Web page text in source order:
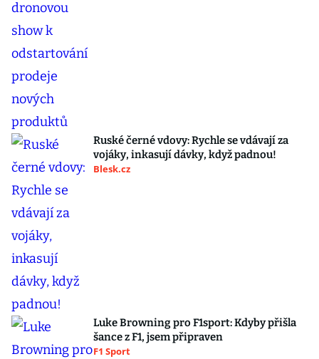
Ruské černé vdovy: Rychle se vdávají za
vojáky, inkasují dávky, když padnou!
Blesk.cz
Luke Browning pro F1sport: Kdyby přišla
šance z F1, jsem připraven
F1 Sport